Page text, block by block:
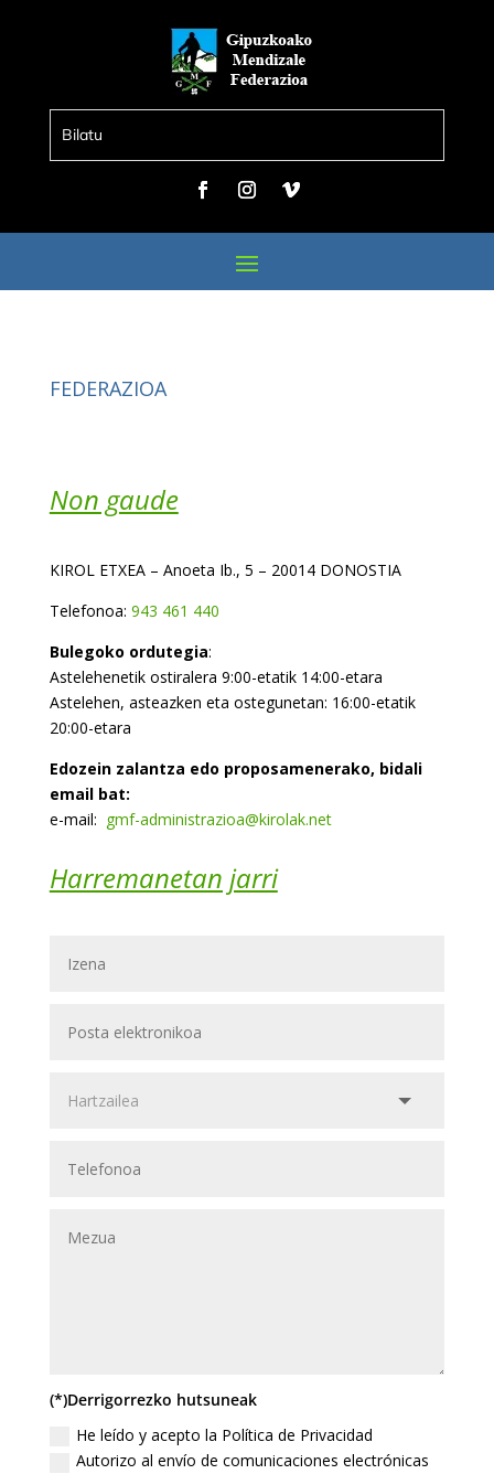
FEDERAZIOA
Non gaude
KIROL ETXEA – Anoeta Ib., 5 – 20014 DONOSTIA
Telefonoa: 943 461 440
Bulegoko ordutegia:
Astelehenetik ostiralera 9:00-etatik 14:00-etara
Astelehen, asteazken eta ostegunetan: 16:00-etatik
20:00-etara
Edozein zalantza edo proposamenerako, bidali
email bat:
e-mail: gmf-administrazioa@kirolak.net
Harremanetan jarri
(*)Derrigorrezko hutsuneak
He leído y acepto la Política de Privacidad
Autorizo al envío de comunicaciones electrónicas